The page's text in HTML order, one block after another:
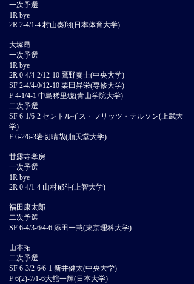
一次予選
1R bye
2R 2-4/1-4 村山奏翔(日本体育大学)
大塚昂
一次予選
1R bye
2R 0-4/4-2/12-10 鷹野奏士(中央大学)
SF 2-4/4-0/12-10 栗田昇栄(専修大学)
F 4-1/4-1 中島稀里琥(青山学院大学)
二次予選
SF 6-1/6-2 セントルイス・フリッツ・テルソン(上武大
学)
F 6-2/6-3岩切晴哉(順天堂大学)
甘露寺孝房
一次予選
1R bye
2R 0-4/1-4 山村郁斗(上智大学)
福田康太郎
二次予選
SF 6-4/3-6/4-6 添田一慧(東京理科大学)
山本拓
二次予選
SF 6-3/2-6/6-1 新井健太(中央大学)
F 6(2)-7/1-6大舘一輝(日本大学)